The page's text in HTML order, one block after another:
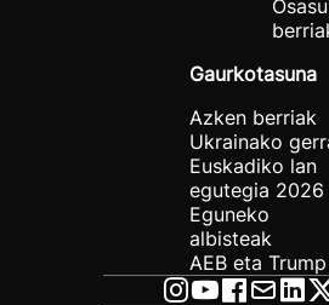
Gaurkotasuna
Azken berriak
Ukrainako
Euskadiko lan
egutegia 2026
Eguneko
albisteak
AEB eta Trump